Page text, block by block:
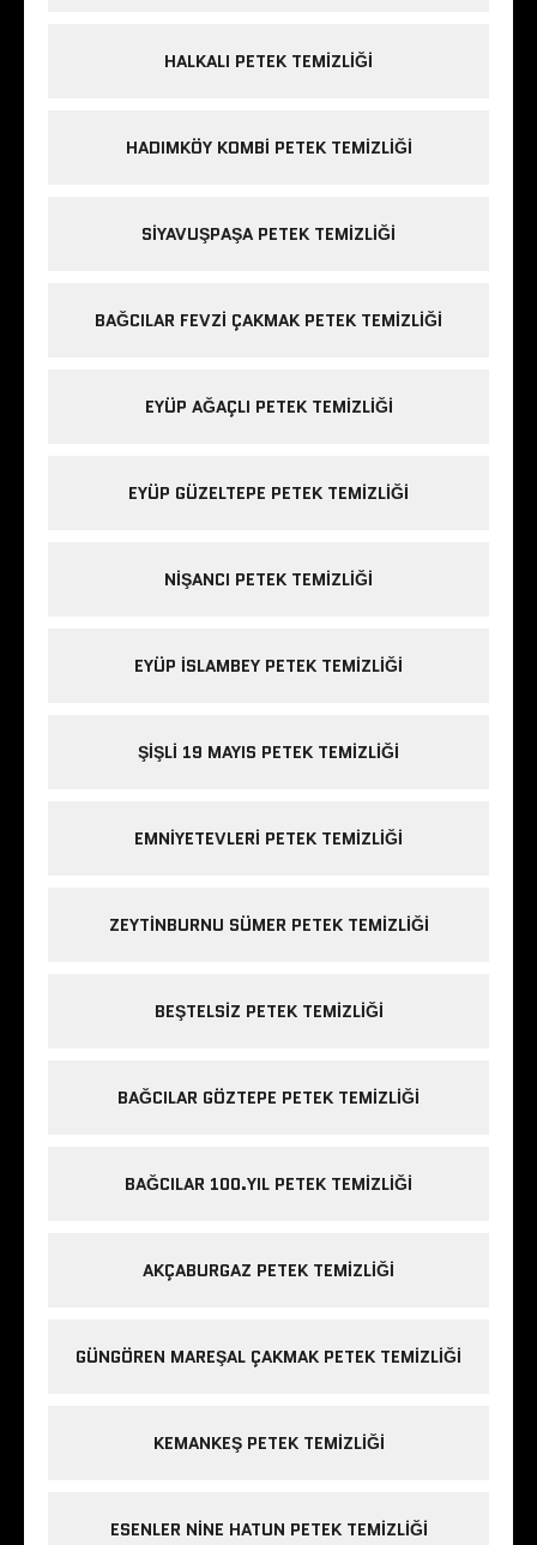
HALKALI PETEK TEMIZLIĞI
HADIMKÖY KOMBI PETEK TEMIZLIĞI
SIYAVUŞPAŞA PETEK TEMIZLIĞI
BAĞCILAR FEVZI ÇAKMAK PETEK TEMIZLIĞI
EYÜP AĞAÇLI PETEK TEMIZLIĞI
EYÜP GÜZELTEPE PETEK TEMIZLIĞI
NIŞANCI PETEK TEMIZLIĞI
EYÜP ISLAMBEY PETEK TEMIZLIĞI
ŞIŞLI 19 MAYIS PETEK TEMIZLIĞI
EMNIYETEVLERI PETEK TEMIZLIĞI
ZEYTINBURNU SÜMER PETEK TEMIZLIĞI
BEŞTELSIZ PETEK TEMIZLIĞI
BAĞCILAR GÖZTEPE PETEK TEMIZLIĞI
BAĞCILAR 100.YIL PETEK TEMIZLIĞI
AKÇABURGAZ PETEK TEMIZLIĞI
GÜNGÖREN MAREŞAL ÇAKMAK PETEK TEMIZLIĞI
KEMANKEŞ PETEK TEMIZLIĞI
ESENLER NINE HATUN PETEK TEMIZLIĞI